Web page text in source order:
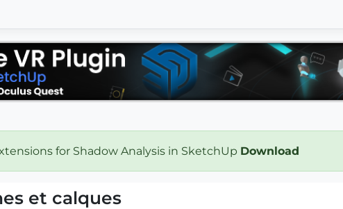
for Shadow Analysis in SketchUp Download
et calques